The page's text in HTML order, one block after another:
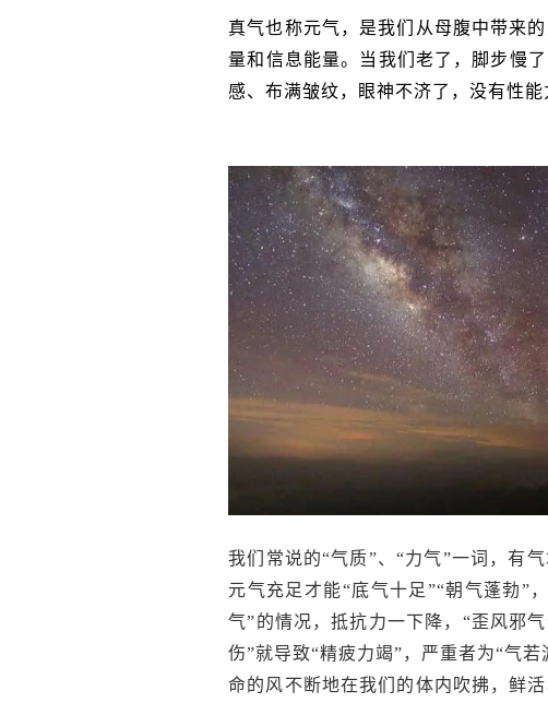
真气也称元气，是我们从母腹中带来
量和信息能量。当我们老了，脚步慢
感、布满皱纹，眼神不济了，没有性
我们常说的“气质”、“力气”一词，有
元气充足才能“底气十足”“朝气蓬勃”
气”的情况，抵抗力一下降，“歪风邪
伤”就导致“精疲力竭”，严重者为“气
命的风不断地在我们的体内吹拂，鲜